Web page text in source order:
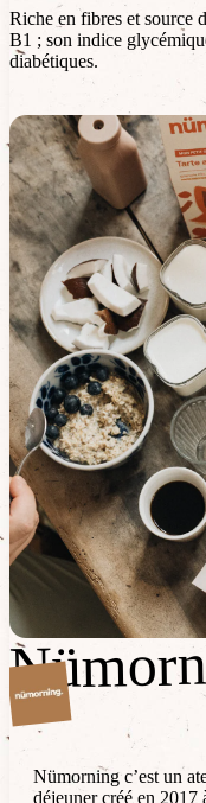
Riche en fibres et source
B1 ; son indice
diabétiques.
Nümorning c’est un
déjeuner créé en